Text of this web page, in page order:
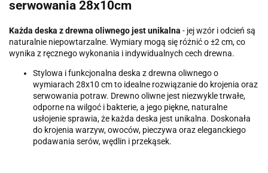
serwowania 28x10cm
Każda deska z drewna oliwnego jest unikalna - jej wzór i odcień są
naturalnie niepowtarzalne. Wymiary mogą się różnić o ±2 cm, co
wynika z ręcznego wykonania i indywidualnych cech drewna.
Stylowa i funkcjonalna deska z drewna oliwnego o
wymiarach 28x10 cm to idealne rozwiązanie do krojenia oraz
serwowania potraw. Drewno oliwne jest niezwykle trwałe,
odporne na wilgoć i bakterie, a jego piękne, naturalne
usłojenie sprawia, że każda deska jest unikalna. Doskonała
do krojenia warzyw, owoców, pieczywa oraz eleganckiego
podawania serów, wędlin i przekąsek.